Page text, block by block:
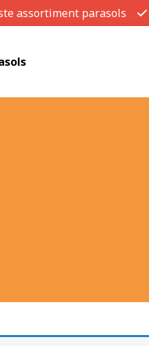
assortiment parasols